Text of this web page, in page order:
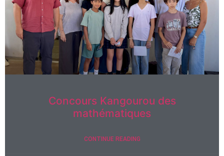
Concours Kangourou des
mathématiques
CONTINUE READING